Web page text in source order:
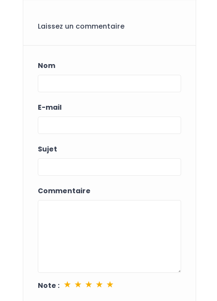
Laissez un commentaire
Nom
E-mail
Sujet
Commentaire
Note : ★ ★ ★ ★ ★